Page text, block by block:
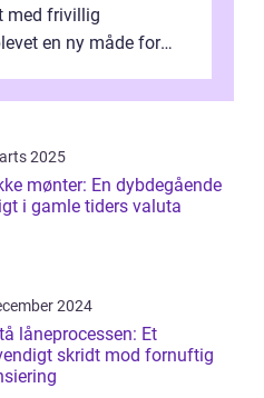
med frivillig
en ny måde for
2025
mønter: En dybdegående
i gamle tiders valuta
2024
låneprocessen: Et
skridt mod fornuftig